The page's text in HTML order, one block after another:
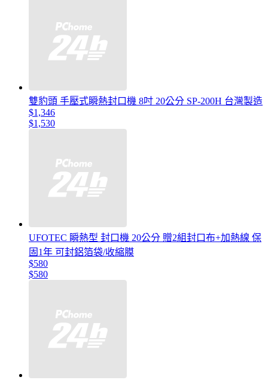
雙豹頭 手壓式瞬熱封口機 8吋 20公分 SP-200H 台灣製造
$1,346
$1,530
UFOTEC 瞬熱型 封口機 20公分 贈2組封口布+加熱線 保
固1年 可封鋁箔袋/收縮膜
$580
$580